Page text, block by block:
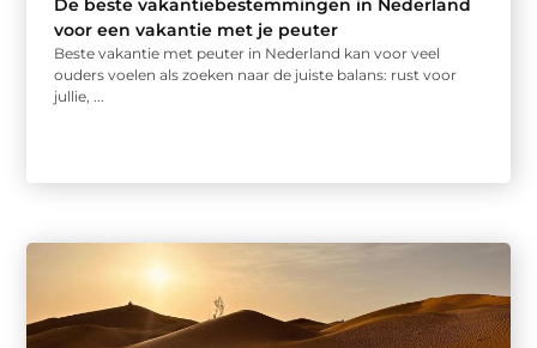
De beste vakantiebestemmingen in Nederland
voor een vakantie met je peuter
Beste vakantie met peuter in Nederland kan voor veel
ouders voelen als zoeken naar de juiste balans: rust voor
jullie, ...